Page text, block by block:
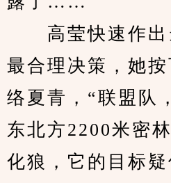
高莹快速作出
最合理决策，她
络夏青，“联盟队
东北方2200米密
化狼，它的目标